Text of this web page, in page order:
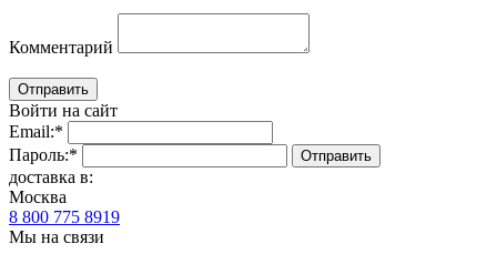
Комментарий
Войти на сайт
Email:*
Пароль:*
доставка в:
Москва
8 800 775 8919
Мы на связи